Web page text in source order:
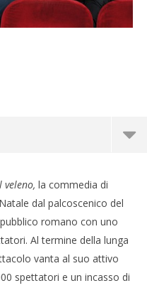
veleno, la commedia di
dal palcoscenico del
romano con uno
Al termine della lunga
vanta al suo attivo
spettatori e un incasso di